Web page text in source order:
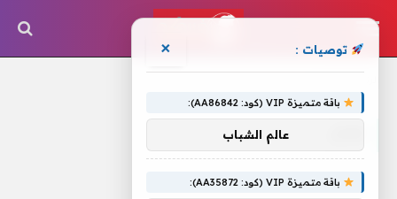
توصيات : ×
باقة متميزة VIP (كود: AA86842):
عالم الشباب
باقة متميزة VIP (كود: AA35872):